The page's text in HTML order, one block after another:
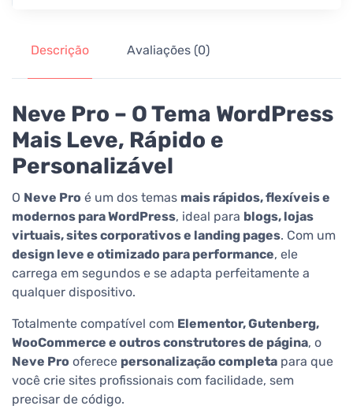
Descrição Avaliações (0)
Neve Pro – O Tema WordPress
Mais Leve, Rápido e
Personalizável
O Neve Pro é um dos temas mais rápidos, flexíveis e
modernos para WordPress, ideal para blogs, lojas
virtuais, sites corporativos e landing pages. Com um
design leve e otimizado para performance, ele
carrega em segundos e se adapta perfeitamente a
qualquer dispositivo.
Totalmente compatível com Elementor, Gutenberg,
WooCommerce e outros construtores de página, o
Neve Pro oferece personalização completa para que
você crie sites profissionais com facilidade, sem
precisar de código.